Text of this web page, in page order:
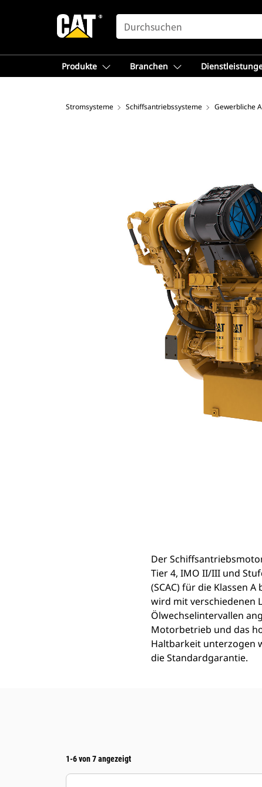
SEARCH
Produkte Branchen
Stromsysteme Schiffsantriebssysteme Gewerbliche
Der
Tier 4, IMO II/III und
(SCAC) für die Klassen
wird mit verschiedenen
Ölwechselintervallen
Motorbetrieb und das
Haltbarkeit unterzogen
die Standardgarantie.
1-6 von 7 angezeigt